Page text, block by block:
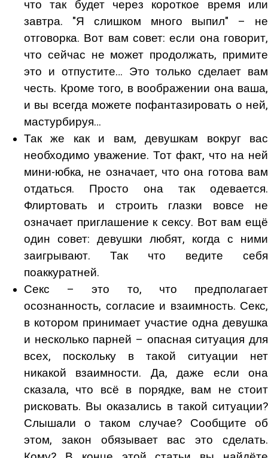
что так будет через короткое время или
завтра. "Я слишком много выпил" – не
отговорка. Вот вам совет: если она говорит,
что сейчас не может продолжать, примите
это и отпустите… Это только сделает вам
честь. Кроме того, в воображении она ваша,
и вы всегда можете пофантазировать о ней,
мастурбируя…
Так же как и вам, девушкам вокруг вас
необходимо уважение. Тот факт, что на ней
мини-юбка, не означает, что она готова вам
отдаться. Просто она так одевается.
Флиртовать и строить глазки вовсе не
означает приглашение к сексу. Вот вам ещё
один совет: девушки любят, когда с ними
заигрывают. Так что ведите себя
поаккуратней.
Секс – это то, что предполагает
осознанность, согласие и взаимность. Секс,
в котором принимает участие одна девушка
и несколько парней – опасная ситуация для
всех, поскольку в такой ситуации нет
никакой взаимности. Да, даже если она
сказала, что всё в порядке, вам не стоит
рисковать. Вы оказались в такой ситуации?
Слышали о таком случае? Сообщите об
этом, закон обязывает вас это сделать.